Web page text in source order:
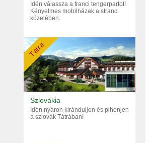
Idén válassza a franci tengerpartot!
Kényelmes mobilházak a strand
közelében.
Tátra
Szlovákia
Idén nyáron kiránduljon és pihenjen
a szlovák Tátrában!